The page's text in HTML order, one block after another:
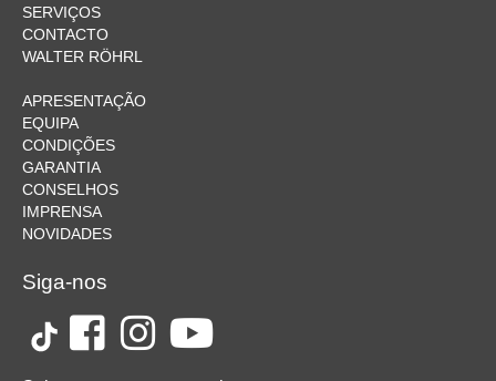
SERVIÇOS
CONTACTO
WALTER RÖHRL
APRESENTAÇÃO
EQUIPA
CONDIÇÕES
GARANTIA
CONSELHOS
IMPRENSA
NOVIDADES
Siga-nos